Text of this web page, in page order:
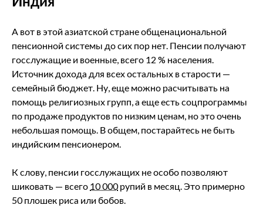
А вот в этой азиатской стране общенациональной
пенсионной системы до сих пор нет. Пенсии получают
госслужащие и военные, всего 12 % населения.
Источник дохода для всех остальных в старости —
семейный бюджет. Ну, еще можно расчитывать на
помощь религиозных групп, а еще есть соцпрограммы
по продаже продуктов по низким ценам, но это очень
небольшая помощь. В общем, постарайтесь не быть
индийским пенсионером.
К слову, пенсии госслужащих не особо позволяют
шиковать — всего 10 000рупий в месяц. Это примерно
50 плошек риса или бобов.